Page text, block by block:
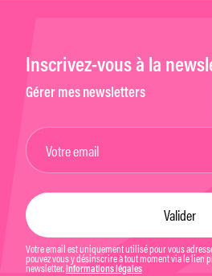
Inscrivez-vous à la
Gérer mes newsletters
Votre email est uniquement utilisé pour vous
pouvez vous y désinscrire à tout moment via le lien
newsletter. Informations légales